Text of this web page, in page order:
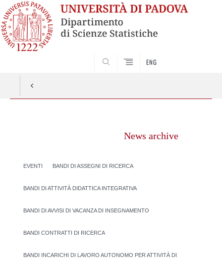
ENG
News archive
EVENTI BANDI DI ASSEGNI DI RICERCA
BANDI DI ATTIVITÀ DIDATTICA INTEGRATIVA
BANDI DI AVVISI DI VACANZA DI INSEGNAMENTO
BANDI CONTRATTI DI RICERCA
BANDI INCARICHI DI LAVORO AUTONOMO PER ATTIVITÀ DI